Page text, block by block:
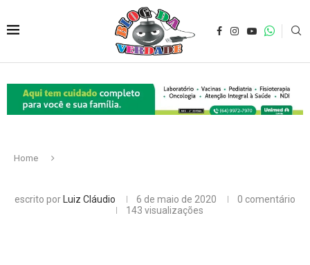
Home
escrito por Luiz Cláudio 6 de maio de 2020
0 comentário
143 visualizações